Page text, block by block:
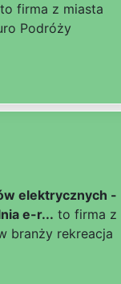
to firma z miasta
Podróży
elektrycznych -
e-r... to firma z
branży rekreacja